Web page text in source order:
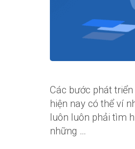
Các bước phát
hiện nay có thể ví
luôn luôn phải tìm
những …